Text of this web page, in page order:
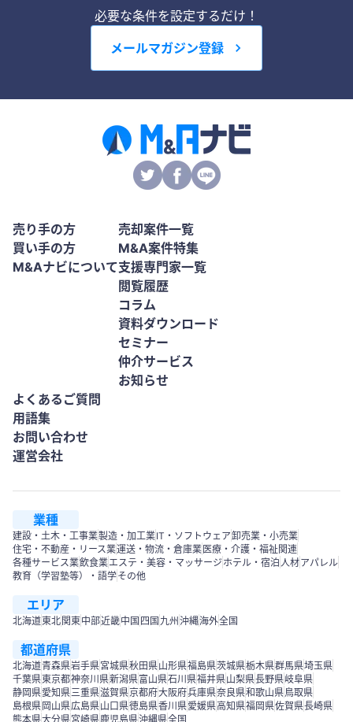
必要な条件を設定するだけ！
メールマガジン登録
売り手の方
買い手の方
M&Aナビについて
売却案件一覧
M&A案件特集
支援専門家一覧
閲覧履歴
コラム
資料ダウンロード
セミナー
仲介サービス
お知らせ
よくあるご質問
用語集
お問い合わせ
運営会社
業種
建設・土木・工事業製造・加工業IT・ソフトウェア卸売業・小売業
住宅・不動産・リース業運送・物流・倉庫業医療・介護・福祉関連
各種サービス業飲食業エステ・美容・マッサージ ホテル・宿泊 人材アパレル
教育（学習塾等）・語学その他
エリア
北海道東北関東中部近畿中国 四国 九州沖縄海外全国
都道府県
北海道青森県岩手県宮城県秋田県山形県福島県茨城県栃木県群馬県埼玉県
千葉県東京都神奈川県新潟県富山県石川県福井県山梨県長野県岐阜県
静岡県愛知県三重県滋賀県京都府大阪府兵庫県奈良県和歌山県鳥取県
島根県岡山県広島県山口県徳島県香川県愛媛県高知県福岡県佐賀県長崎県
熊本県大分県宮崎県鹿児島県沖縄県全国